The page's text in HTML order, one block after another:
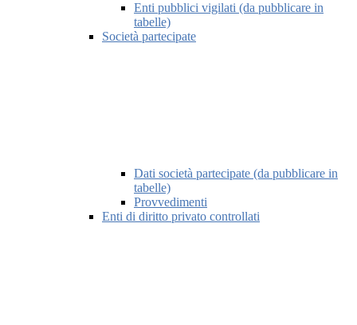
Enti pubblici vigilati (da pubblicare in
tabelle)
Società partecipate
Dati società partecipate (da pubblicare in
tabelle)
Provvedimenti
Enti di diritto privato controllati